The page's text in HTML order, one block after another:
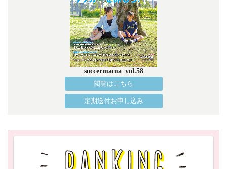
soccermama_vol.58
閲覧はこちら
定期送付お申し込み